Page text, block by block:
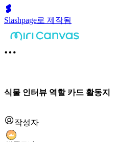
Slashpage로 제작됨
식물 인터뷰 역할 카드 활동지
작성자